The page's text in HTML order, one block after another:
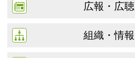
広報・広聴
組織・情報